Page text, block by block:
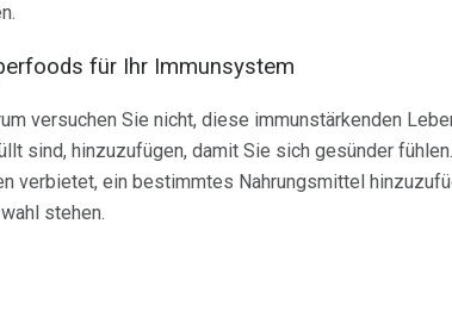
für Ihr Immunsystem
versuchen Sie nicht, diese immunstärkenden
sind, hinzuzufügen, damit Sie sich gesünder
verbietet, ein bestimmtes Nahrungsmittel
stehen.